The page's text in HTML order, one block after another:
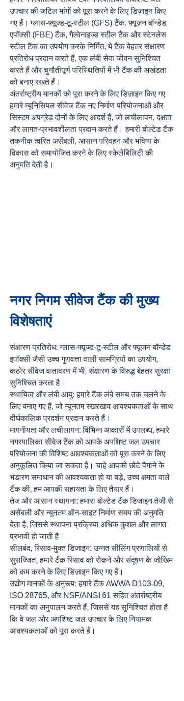
उपचार की जटिल मांगों को पूरा करने के लिए डिज़ाइन किए
गए हैं। ग्लास-फ़्यूज़्ड-टू-स्टील (GFS) टैंक, फ़्यूज़न बॉन्डेड
एपॉक्सी (FBE) टैंक, गैल्वेनाइज्ड स्टील टैंक और स्टेनलेस
स्टील टैंक का उपयोग करके निर्मित, ये टैंक बेहतर संक्षारण
प्रतिरोध प्रदान करते हैं, एक लंबी सेवा जीवन सुनिश्चित
करते हैं और चुनौतीपूर्ण परिस्थितियों में भी टैंक की अखंडता
को बनाए रखते हैं।
अंतर्राष्ट्रीय मानकों को पूरा करने के लिए डिज़ाइन किए गए
हमारे म्यूनिसिपल सीवेज टैंक नए निर्माण परियोजनाओं और
सिस्टम अपग्रेड दोनों के लिए आदर्श हैं, जो लचीलापन, दक्षता
और लागत-प्रभावशीलता प्रदान करते हैं। हमारी बोल्टेड टैंक
तकनीक त्वरित असेंबली, आसान परिवहन और भविष्य के
विकास को समायोजित करने के लिए स्केलेबिलिटी की
अनुमति देती है।
नगर निगम सीवेज टैंक की मुख्य
विशेषताएं
संक्षारण प्रतिरोध: ग्लास-फ्यूज्ड-टू-स्टील और फ्यूजन बॉन्डेड
इपॉक्सी जैसी उच्च गुणवत्ता वाली सामग्रियों का उपयोग,
कठोर सीवेज वातावरण में भी, संक्षारण के विरुद्ध बेहतर सुरक्षा
सुनिश्चित करता है।
स्थायित्व और लंबी आयु: हमारे टैंक लंबे समय तक चलने के
लिए बनाए गए हैं, जो न्यूनतम रखरखाव आवश्यकताओं के साथ
दीर्घकालिक प्रदर्शन प्रदान करते हैं।
मापनीयता और लचीलापन: विभिन्न आकारों में उपलब्ध, हमारे
नगरपालिका सीवेज टैंक को आपके अपशिष्ट जल उपचार
परियोजना की विशिष्ट आवश्यकताओं को पूरा करने के लिए
अनुकूलित किया जा सकता है। चाहे आपको छोटे पैमाने के
भंडारण समाधान की आवश्यकता हो या बड़े, उच्च क्षमता वाले
टैंक की, हम आपकी सहायता के लिए तैयार हैं।
तेज और आसान स्थापना: हमारा बोल्टेड टैंक डिजाइन तेजी से
असेंबली और न्यूनतम ऑन-साइट निर्माण समय की अनुमति
देता है, जिससे स्थापना प्रक्रिया अधिक कुशल और लागत
प्रभावी हो जाती है।
सीलबंद, रिसाव-मुक्त डिजाइन: उन्नत सीलिंग प्रणालियों से
सुसज्जित, हमारे टैंक रिसाव को रोकने और संदूषण के जोखिम
को कम करने के लिए डिज़ाइन किए गए हैं।
उद्योग मानकों के अनुरूप: हमारे टैंक AWWA D103-09,
ISO 28765, और NSF/ANSI 61 सहित अंतर्राष्ट्रीय
मानकों का अनुपालन करते हैं, जिससे यह सुनिश्चित होता है
कि वे जल और अपशिष्ट जल उपचार के लिए नियामक
आवश्यकताओं को पूरा करते हैं।